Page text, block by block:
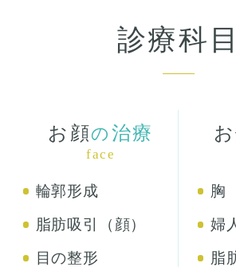
診療科目
お顔の 治療
face
輪郭形成
脂肪吸引（顔）
目の整形
胸
婦
脂